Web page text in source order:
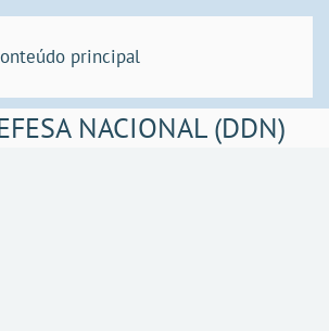
principal
NACIONAL (DDN)